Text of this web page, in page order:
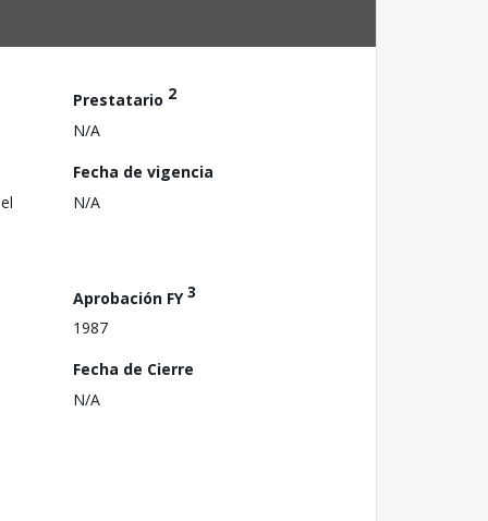
Prestatario 2
N/A
Fecha de vigencia
N/A
Aprobación FY3
1987
Fecha de Cierre
N/A